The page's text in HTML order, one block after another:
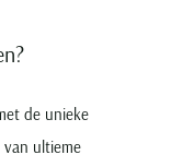
de unieke
ultieme